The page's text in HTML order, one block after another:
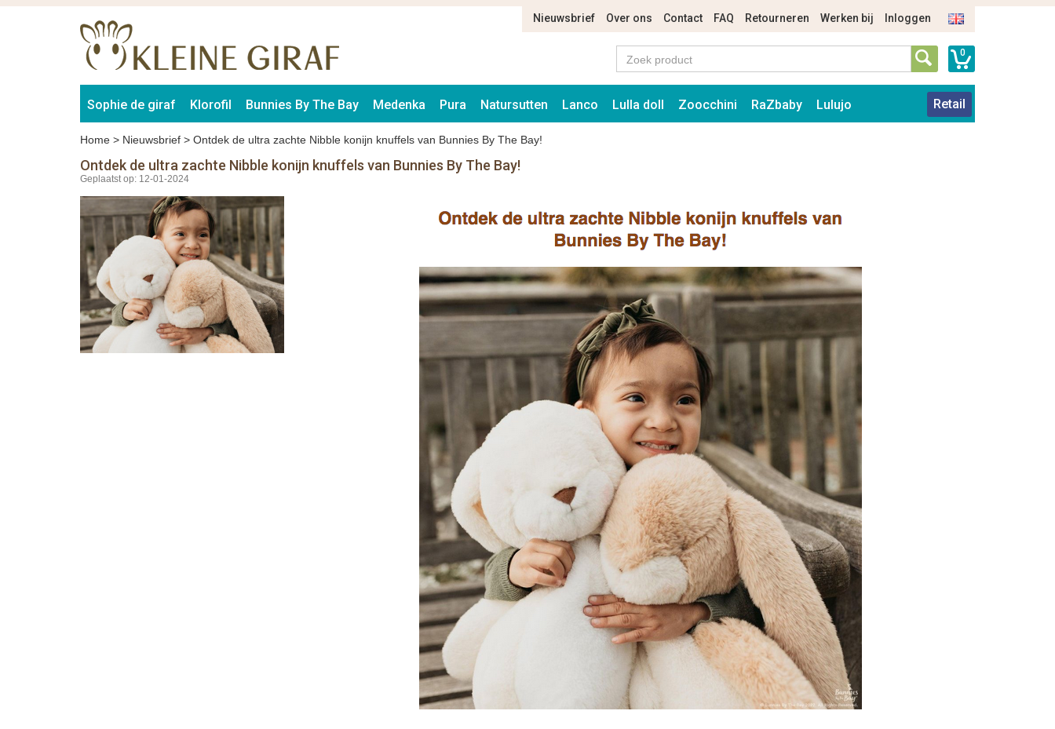
Nieuwsbrief Over ons Contact FAQ Retourneren Werken bij Inloggen
0
Sophie de giraf Klorofil Bunnies By The Bay Medenka Pura Natursutten Lanco Lulla doll Zoocchini RaZbaby Lulujo Retail
Home > Nieuwsbrief > Ontdek de ultra zachte Nibble konijn knuffels van Bunnies By The Bay!
Ontdek de ultra zachte Nibble konijn knuffels van Bunnies By The Bay!
Geplaatst op: 12-01-2024